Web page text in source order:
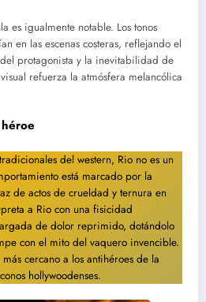
es igualmente notable. Los tonos
en las escenas costeras, reflejando el
protagonista y la inevitabilidad de
refuerza la atmósfera melancólica
del western, Rio no es un
está marcado por la
de actos de crueldad y ternura en
a Rio con una fisicidad
de dolor reprimido, dotándolo
con el mito del vaquero invencible.
cercano a los antihéroes de la
hollywoodenses.